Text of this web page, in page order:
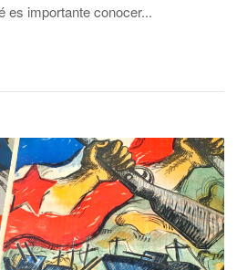
es importante conocer...